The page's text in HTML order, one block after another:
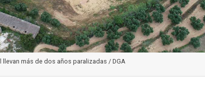
más de dos años paralizadas / DGA